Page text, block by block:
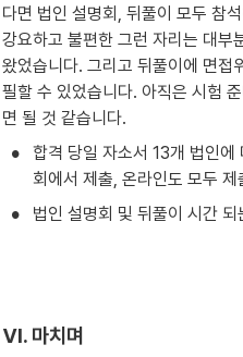
다면 법인 설명회, 뒤풀이 모두 참
강요하고 불편한 그런 자리는 대부
왔었습니다. 그리고 뒤풀이에 면접
필할 수 있었습니다. 아직은 시험
면 될 것 같습니다.
•
합격 당일 자소서 13개 법인
회에서 제출, 온라인도 모두 제
• 법인 설명회 및 뒤풀이 시간 되
Ⅵ. 마치며